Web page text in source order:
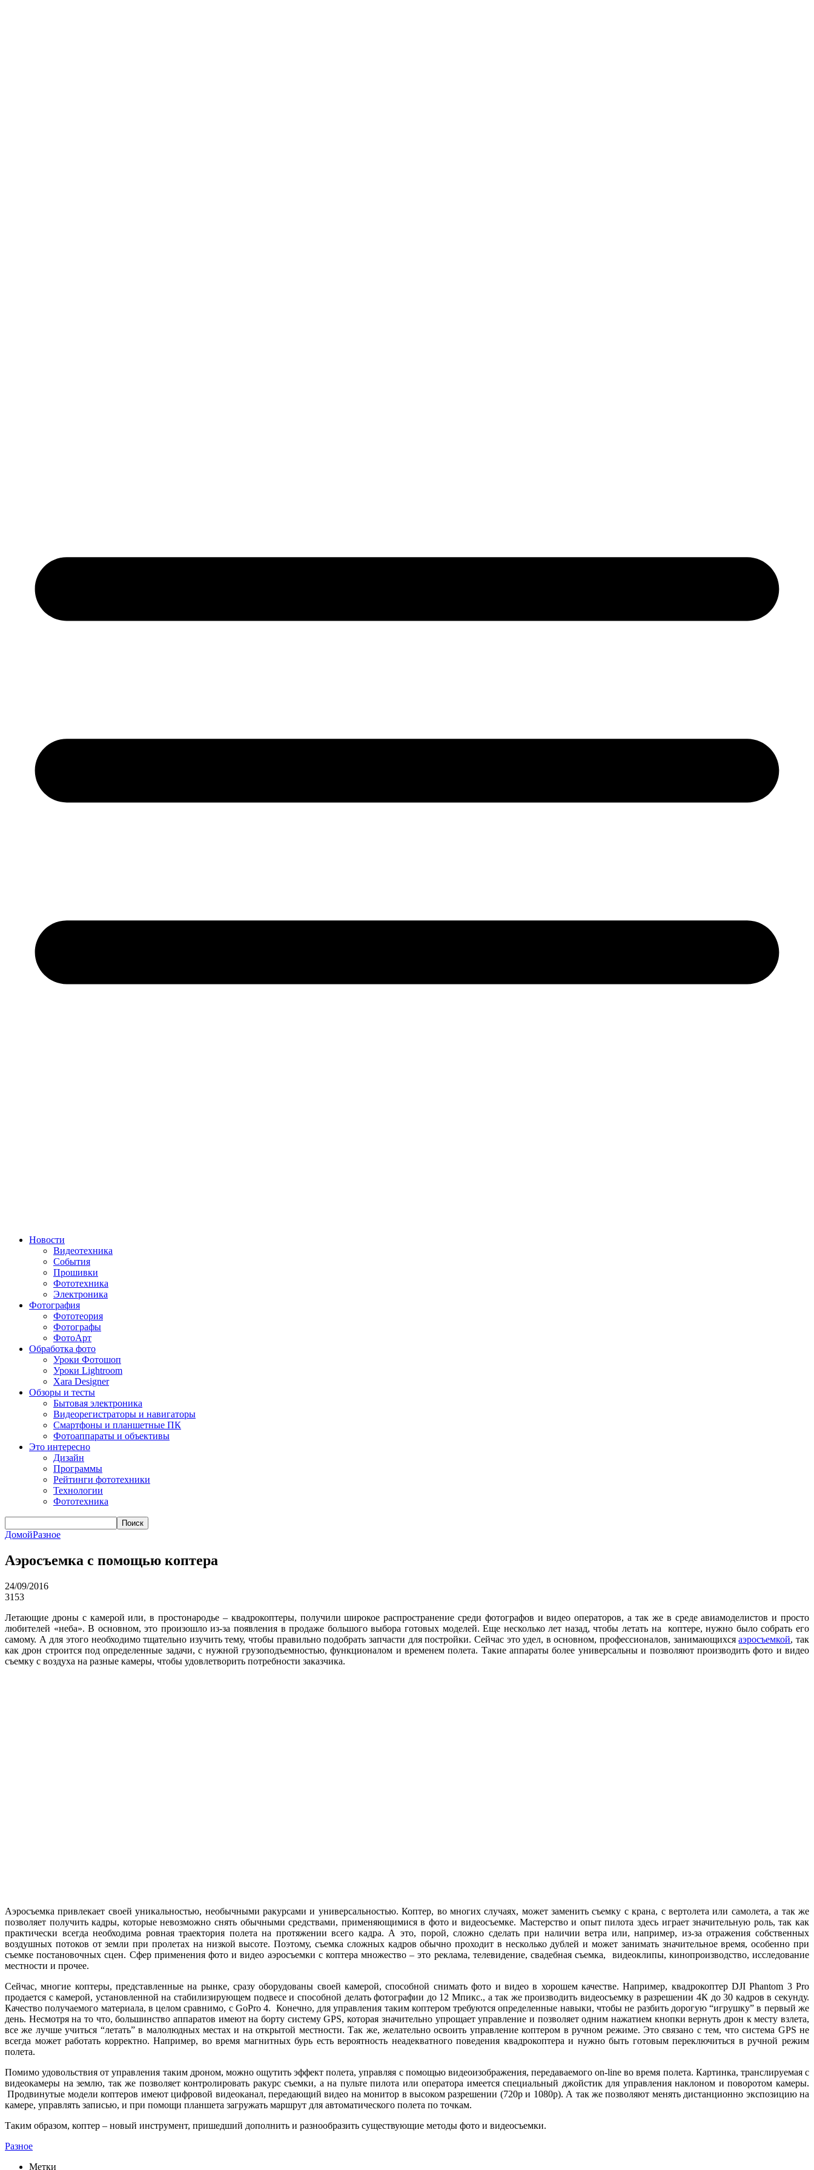
Новости
Видеотехника
События
Прошивки
Фототехника
Электроника
Фотография
Фототеория
Фотографы
ФотоАрт
Обработка фото
Уроки Фотошоп
Уроки Lightroom
Xara Designer
Обзоры и тесты
Бытовая электроника
Видеорегистраторы и навигаторы
Смартфоны и планшетные ПК
Фотоаппараты и объективы
Это интересно
Дизайн
Программы
Рейтинги фототехники
Технологии
Фототехника
Поиск
ДомойРазное
Аэросъемка с помощью коптера
24/09/2016
3153
Летающие дроны с камерой или, в простонародье – квадрокоптеры, получили широкое распространение среди фотографов и видео операторов, а так же в среде авиамоделистов и просто
любителей «неба». В основном, это произошло из-за появления в продаже большого выбора готовых моделей. Еще несколько лет назад, чтобы летать на коптере, нужно было собрать его
самому. А для этого необходимо тщательно изучить тему, чтобы правильно подобрать запчасти для постройки. Сейчас это удел, в основном, профессионалов, занимающихсяаэросъемкой, так
как дрон строится под определенные задачи, с нужной грузоподъемностью, функционалом и временем полета. Такие аппараты более универсальны и позволяют производить фото и видео
съемку с воздуха на разные камеры, чтобы удовлетворить потребности заказчика.
Аэросъемка привлекает своей уникальностью, необычными ракурсами и универсальностью. Коптер, во многих случаях, может заменить съемку с крана, с вертолета или самолета, а так же
позволяет получить кадры, которые невозможно снять обычными средствами, применяющимися в фото и видеосъемке. Мастерство и опыт пилота здесь играет значительную роль, так как
практически всегда необходима ровная траектория полета на протяжении всего кадра. А это, порой, сложно сделать при наличии ветра или, например, из-за отражения собственных
воздушных потоков от земли при пролетах на низкой высоте. Поэтому, съемка сложных кадров обычно проходит в несколько дублей и может занимать значительное время, особенно при
съемке постановочных сцен. Сфер применения фото и видео аэросъемки с коптера множество – это реклама, телевидение, свадебная съемка, видеоклипы, кинопроизводство, исследование
местности и прочее.
Сейчас, многие коптеры, представленные на рынке, сразу оборудованы своей камерой, способной снимать фото и видео в хорошем качестве. Например, квадрокоптер DJI Phantom 3 Pro
продается с камерой, установленной на стабилизирующем подвесе и способной делать фотографии до 12 Мпикс., а так же производить видеосъемку в разрешении 4К до 30 кадров в секунду.
Качество получаемого материала, в целом сравнимо, с GoPro 4. Конечно, для управления таким коптером требуются определенные навыки, чтобы не разбить дорогую “игрушку” в первый же
день. Несмотря на то что, большинство аппаратов имеют на борту систему GPS, которая значительно упрощает управление и позволяет одним нажатием кнопки вернуть дрон к месту взлета,
все же лучше учиться “летать” в малолюдных местах и на открытой местности. Так же, желательно освоить управление коптером в ручном режиме. Это связано с тем, что система GPS не
всегда может работать корректно. Например, во время магнитных бурь есть вероятность неадекватного поведения квадрокоптера и нужно быть готовым переключиться в ручной режим
полета.
Помимо удовольствия от управления таким дроном, можно ощутить эффект полета, управляя с помощью видеоизображения, передаваемого on-line во время полета. Картинка, транслируемая с
видеокамеры на землю, так же позволяет контролировать ракурс съемки, а на пульте пилота или оператора имеется специальный джойстик для управления наклоном и поворотом камеры.
Продвинутые модели коптеров имеют цифровой видеоканал, передающий видео на монитор в высоком разрешении (720p и 1080p). А так же позволяют менять дистанционно экспозицию на
камере, управлять записью, и при помощи планшета загружать маршрут для автоматического полета по точкам.
Таким образом, коптер – новый инструмент, пришедший дополнить и разнообразить существующие методы фото и видеосъемки.
Разное
Метки